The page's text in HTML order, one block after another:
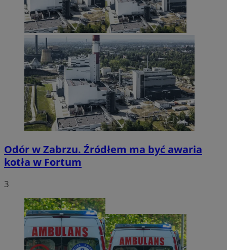
Odór w Zabrzu. Źródłem ma być awaria
kotła w Fortum
3